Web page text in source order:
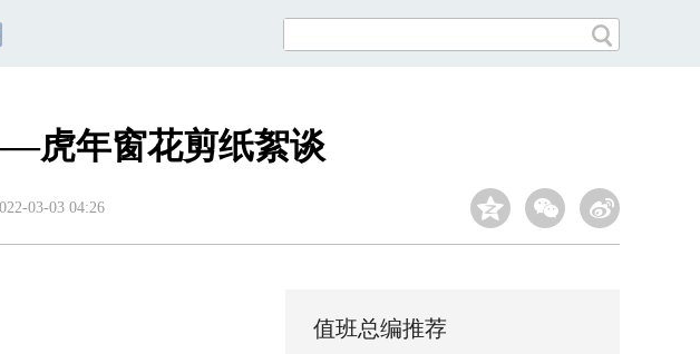
虎年窗花剪纸絮谈
03-03 04:26
值班总编推荐